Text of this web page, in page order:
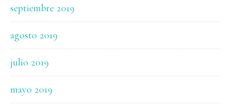
septiembre 2019
agosto 2019
julio 2019
mayo 2019